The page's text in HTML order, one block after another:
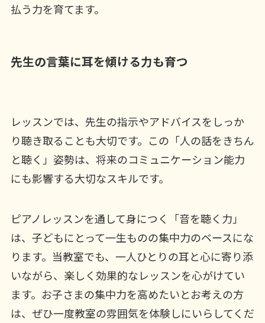
払う力を育てます。
先生の言葉に耳を傾ける力も育つ
レッスンでは、先生の指示やアドバイスをしっか
り聴き取ることも大切です。この「人の話をきちん
と聴く」姿勢は、将来のコミュニケーション能力
にも影響する大切なスキルです。
ピアノレッスンを通して身につく「音を聴く力」
は、子どもにとって一生ものの集中力のベースにな
ります。当教室でも、一人ひとりの耳と心に寄り添
いながら、楽しく効果的なレッスンを心がけてい
ます。お子さまの集中力を高めたいとお考えの方
は、ぜひ一度教室の雰囲気を体験しにいらしてくだ